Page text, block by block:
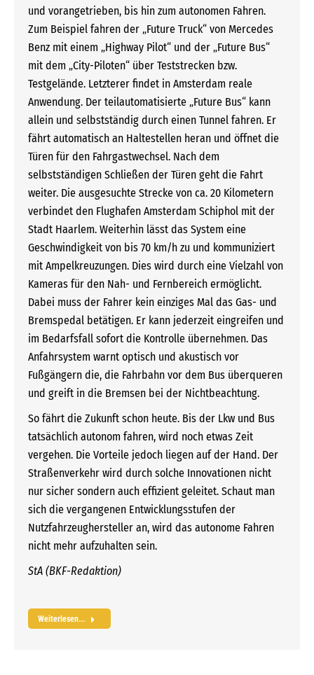
und vorangetrieben, bis hin zum autonomen Fahren.
Zum Beispiel fahren der „Future Truck“ von Mercedes
Benz mit einem „Highway Pilot“ und der „Future Bus“
mit dem „City-Piloten“ über Teststrecken bzw.
Testgelände. Letzterer findet in Amsterdam reale
Anwendung. Der teilautomatisierte „Future Bus“ kann
allein und selbstständig durch einen Tunnel fahren. Er
fährt automatisch an Haltestellen heran und öffnet die
Türen für den Fahrgastwechsel. Nach dem
selbstständigen Schließen der Türen geht die Fahrt
weiter. Die ausgesuchte Strecke von ca. 20 Kilometern
verbindet den Flughafen Amsterdam Schiphol mit der
Stadt Haarlem. Weiterhin lässt das System eine
Geschwindigkeit von bis 70 km/h zu und kommuniziert
mit Ampelkreuzungen. Dies wird durch eine Vielzahl von
Kameras für den Nah- und Fernbereich ermöglicht.
Dabei muss der Fahrer kein einziges Mal das Gas- und
Bremspedal betätigen. Er kann jederzeit eingreifen und
im Bedarfsfall sofort die Kontrolle übernehmen. Das
Anfahrsystem warnt optisch und akustisch vor
Fußgängern die, die Fahrbahn vor dem Bus überqueren
und greift in die Bremsen bei der Nichtbeachtung.
So fährt die Zukunft schon heute. Bis der Lkw und Bus
tatsächlich autonom fahren, wird noch etwas Zeit
vergehen. Die Vorteile jedoch liegen auf der Hand. Der
Straßenverkehr wird durch solche Innovationen nicht
nur sicher sondern auch effizient geleitet. Schaut man
sich die vergangenen Entwicklungsstufen der
Nutzfahrzeughersteller an, wird das autonome Fahren
nicht mehr aufzuhalten sein.
StA (BKF-Redaktion)
Weiterlesen...